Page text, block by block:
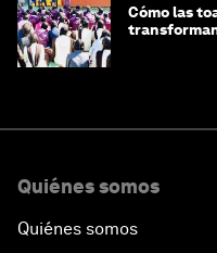
Cómo las
Quiénes somos
Quiénes somos